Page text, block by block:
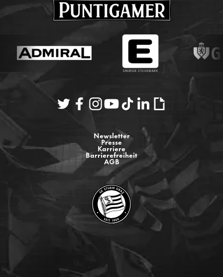
Newsletter
Presse
Karriere
Barrierefreiheit
AGB